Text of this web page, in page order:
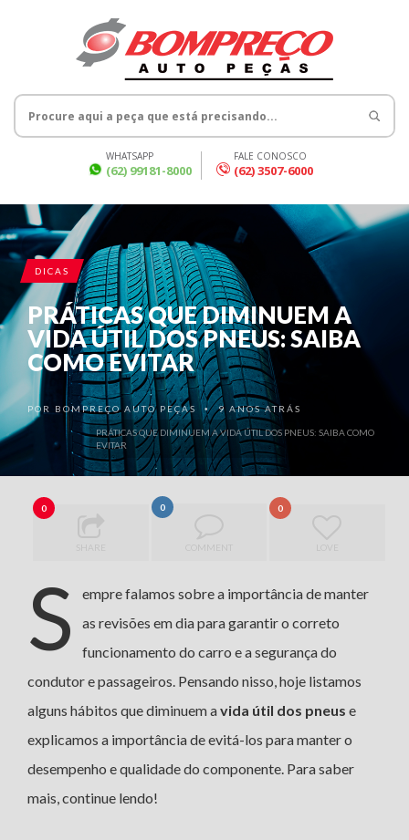
WHATSAPP
(62) 99181-8000
FALE CONOSCO
(62) 3507-6000
PRÁTICAS QUE DIMINUEM A VIDA ÚTIL DOS PNEUS: SAIBA COMO
EVITAR
DICAS
PRÁTICAS QUE DIMINUEM A
VIDA ÚTIL DOS PNEUS: SAIBA
COMO EVITAR
POR BOMPREÇO AUTO PEÇAS • 9 ANOS ATRÁS
0
SHARE
0
COMMENT
0
S
empre falamos sobre a importância de manter
as revisões em dia para garantir o correto
funcionamento do carro e a segurança do
condutor e passageiros. Pensando nisso, hoje listamos
alguns hábitos que diminuem avida útil dos pneus e
explicamos a importância de evitá-los para manter o
desempenho e qualidade do componente. Para saber
mais, continue lendo!